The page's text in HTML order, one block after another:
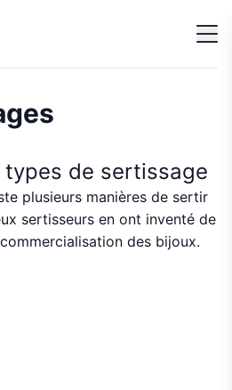
de sertissage
plusieurs manières de sertir
sertisseurs en ont inventé de
des bijoux.